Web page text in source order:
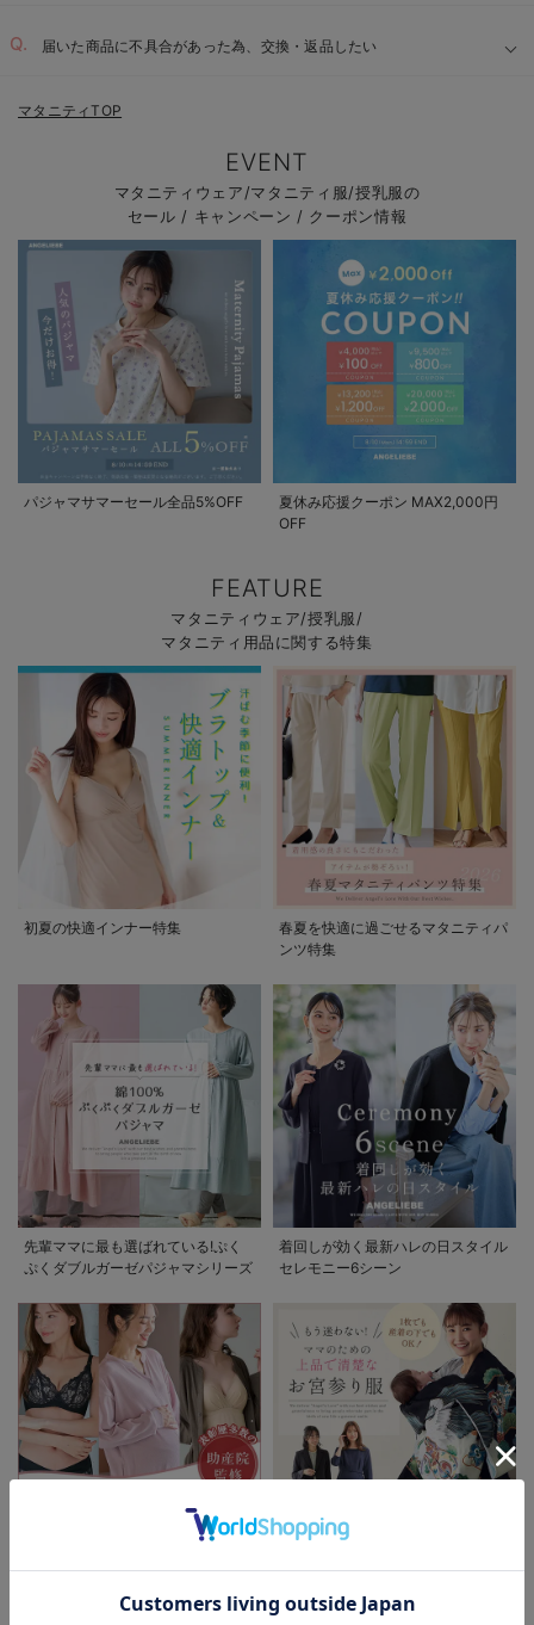
届いた商品に不具合があった為、交換・返品したい
お気に入り商品を確認する
マタニティTOP
EVENT
マタニティウェア/マタニティ服/授乳服の
セール / キャンペーン / クーポン情報
パジャマサマーセール全品5%OFF
夏休み応援クーポン MAX2,000円
OFF
FEATURE
マタニティウェア/授乳服/
マタニティ用品に関する特集
初夏の快適インナー特集
春夏を快適に過ごせるマタニティパ
ンツ特集
先輩ママに最も選ばれている!ぷく
ぷくダブルガーゼパジャマシリーズ
着回しが効く最新ハレの日スタイル
セレモニー6シーン